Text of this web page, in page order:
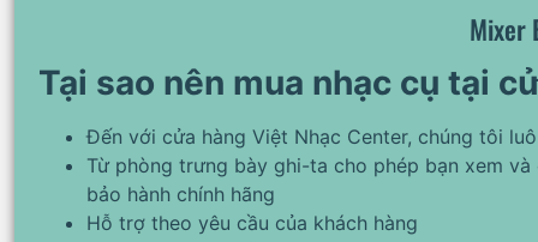
Mixer
Tại sao nên mua nhạc cụ tại
Đến với cửa hàng Việt Nhạc Center, chúng tôi
Từ phòng trưng bày ghi-ta cho phép bạn xem
bảo hành chính hãng
Hỗ trợ theo yêu cầu của khách hàng